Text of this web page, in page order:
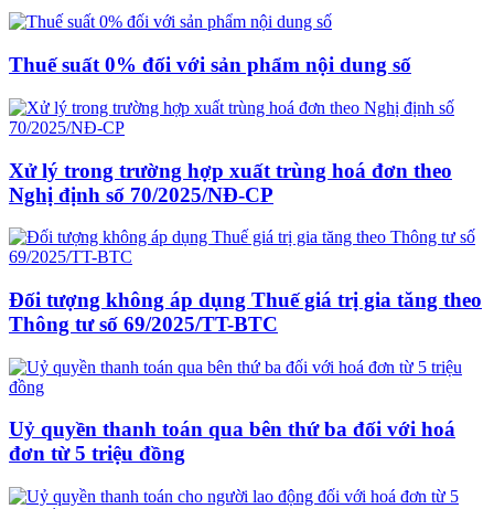
Thuế suất 0% đối với sản phẩm nội dung số
Xử lý trong trường hợp xuất trùng hoá đơn theo
Nghị định số 70/2025/NĐ-CP
Đối tượng không áp dụng Thuế giá trị gia tăng theo
Thông tư số 69/2025/TT-BTC
Uỷ quyền thanh toán qua bên thứ ba đối với hoá
đơn từ 5 triệu đồng